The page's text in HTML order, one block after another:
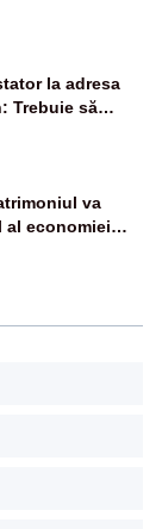
la adresa
Trebuie să
șținem omaneii
va
al economiei